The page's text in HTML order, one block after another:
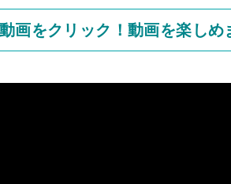
画をクリック！動画を楽しめ